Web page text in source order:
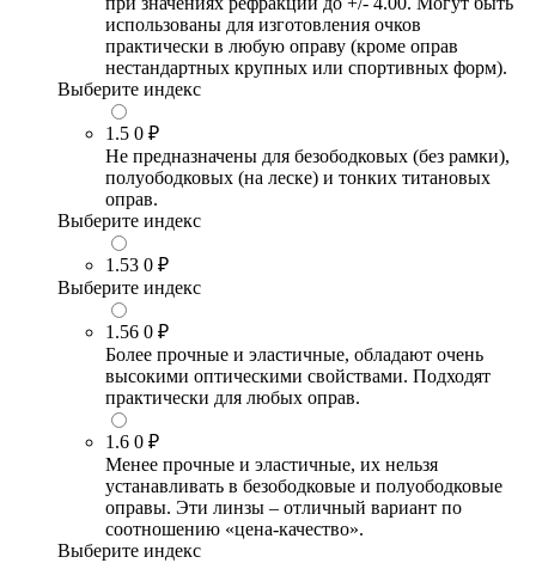
использованы для изготовления очков
практически в любую оправу (кроме оправ
нестандартных крупных или спортивных форм).
Выберите индекс
1.5 0 ₽
Не предназначены для безободковых (без рамки),
полуободковых (на леске) и тонких титановых
оправ.
Выберите индекс
1.53 0 ₽
Выберите индекс
1.56 0 ₽
Более прочные и эластичные, обладают очень
высокими оптическими свойствами. Подходят
практически для любых оправ.
1.6 0 ₽
Менее прочные и эластичные, их нельзя
устанавливать в безободковые и полуободковые
оправы. Эти линзы – отличный вариант по
соотношению «цена-качество».
Выберите индекс